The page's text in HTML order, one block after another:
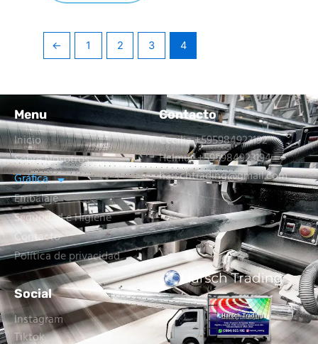
← 1 2 3 4
Menu
Inicio
Sobre Nosotros
Gráfica
Embalaje
Seguridad e Higiene
Contacto
Política de privacidad
Contacto
Cecilia +595984923192
Helmut +595984923194
harschtrading@gmail.com
Social
Instagram
Tiktok